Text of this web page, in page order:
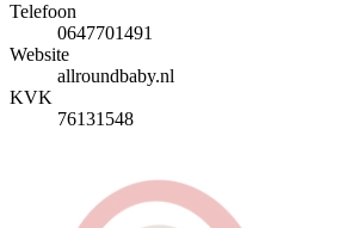
Telefoon
0647701491
Website
allroundbaby.nl
KVK
76131548